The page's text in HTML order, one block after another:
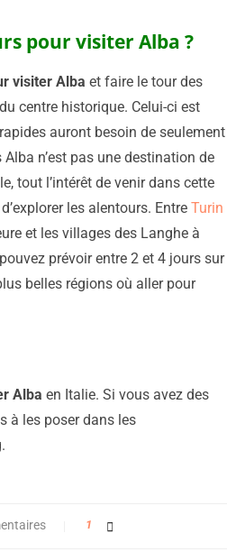
pour visiter Alba ?
visiter Alba et faire le tour des
centre historique. Celui-ci est
auront besoin de seulement
n’est pas une destination de
tout l’intérêt de venir dans cette
les alentours. Entre Turin
et les villages des Langhe à
prévoir entre 2 et 4 jours sur
belles régions où aller pour
Alba en Italie. Si vous avez des
à les poser dans les
1